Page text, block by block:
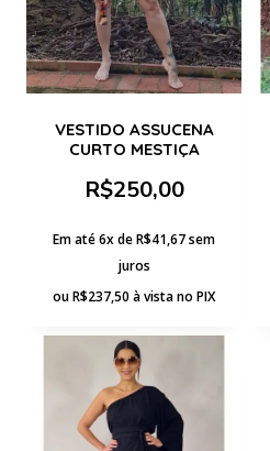
VESTIDO ASSUCENA
CURTO MESTIÇA
R$250,00
Em até 6x deR$41,67sem
juros
ouR$237,50 à vista no PIX